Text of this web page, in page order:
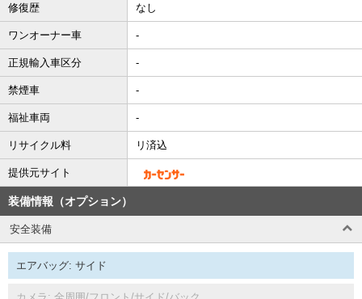
修復歴 なし
ワンオーナー車 -
正規輸入車区分 -
禁煙車 -
福祉車両 -
リサイクル料 リ済込
提供元サイト
装備情報（オプション）
安全装備
エアバッグ: サイド